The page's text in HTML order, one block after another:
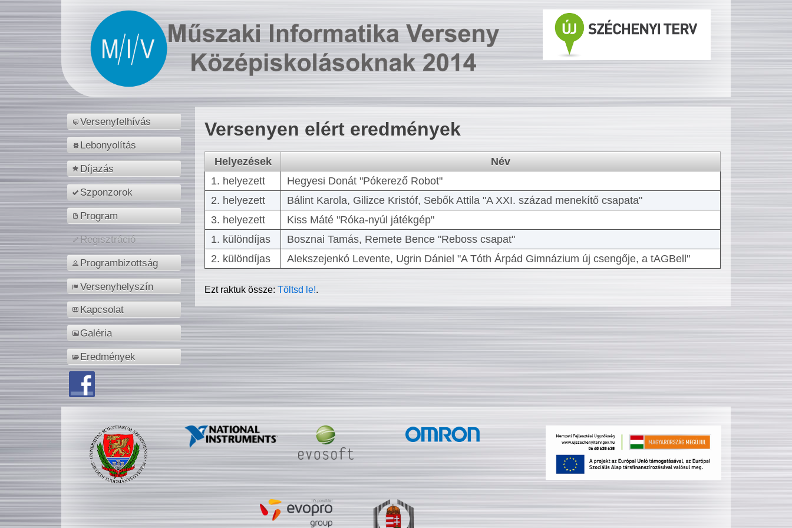
Versenyfelhívás
Lebonyolítás
Díjazás
Szponzorok
Program
Regisztráció
Programbizottság
Versenyhelyszín
Kapcsolat
Galéria
Eredmények
Versenyen elért eredmények
Helyezések
Név
1. helyezett
Hegyesi Donát "Pókerező Robot"
2. helyezett
Bálint Karola, Gilizce Kristóf, Sebők Attila "A XXI. század menekítő csapata"
3. helyezett
Kiss Máté "Róka-nyúl játékgép"
1. különdíjas
Bosznai Tamás, Remete Bence "Reboss csapat"
2. különdíjas
Alekszejenkó Levente, Ugrin Dániel "A Tóth Árpád Gimnázium új csengője, a tAGBell"
Ezt raktuk össze:Töltsd le!.